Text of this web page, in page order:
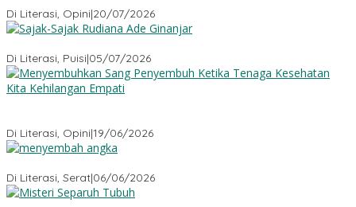
Di Literasi, Opini|20/07/2026
Di Literasi, Puisi|05/07/2026
Di Literasi, Opini|19/06/2026
Di Literasi, Serat|06/06/2026